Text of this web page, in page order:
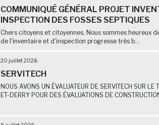
COMMUNIQUÉ GÉNÉRAL PROJET
INSPECTION DES FOSSES SEPTIQUES
Chers citoyens et citoyennes, Nous sommes heureux
de l'inventaire et d'inspection progresse très b...
20 juillet 2026
SERVITECH
NOUS AVONS UN ÉVALUATEUR DE SERVITECH SUR LE
ET-DERRY POUR DES ÉVALUATIONS DE